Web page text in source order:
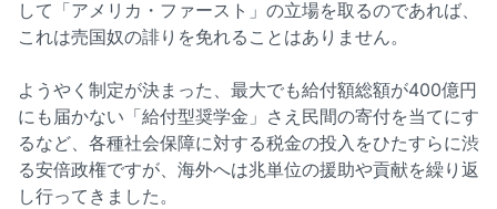
して「アメリカ・ファースト」の立場を取るのであれば、
これは売国奴の誹りを免れることはありません。
ようやく制定が決まった、最大でも給付額総額が400億円
にも届かない「給付型奨学金」さえ民間の寄付を当てにす
るなど、各種社会保障に対する税金の投入をひたすらに渋
る安倍政権ですが、海外へは兆単位の援助や貢献を繰り返
し行ってきました。